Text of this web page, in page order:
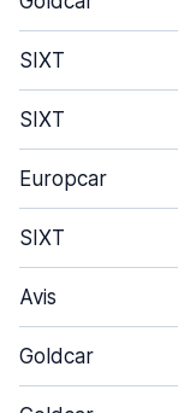
SIXT
SIXT
Europcar
SIXT
Avis
Goldcar